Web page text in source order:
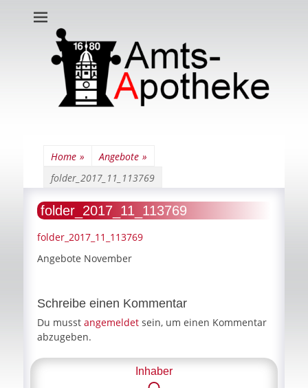
Home » Angebote »
folder_2017_11_113769
folder_2017_11_113769
folder_2017_11_113769
Angebote November
Schreibe einen Kommentar
Du musst angemeldet sein, um einen Kommentar
abzugeben.
Inhaber